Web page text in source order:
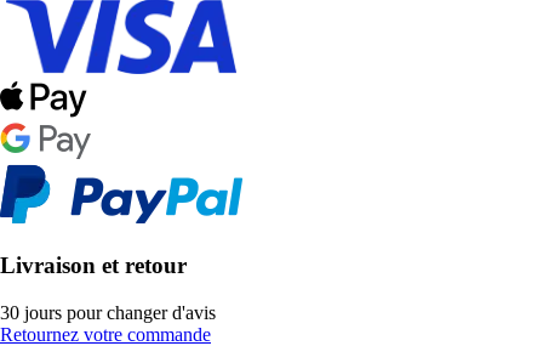
Livraison et retour
30 jours pour changer d'avis
Retournez votre commande